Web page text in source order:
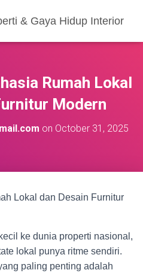
& Gaya Hidup Interior
Rumah Lokal
Modern
on October 31, 2025
Lokal dan Desain Furnitur
ke dunia properti nasional,
lokal punya ritme sendiri.
paling penting adalah